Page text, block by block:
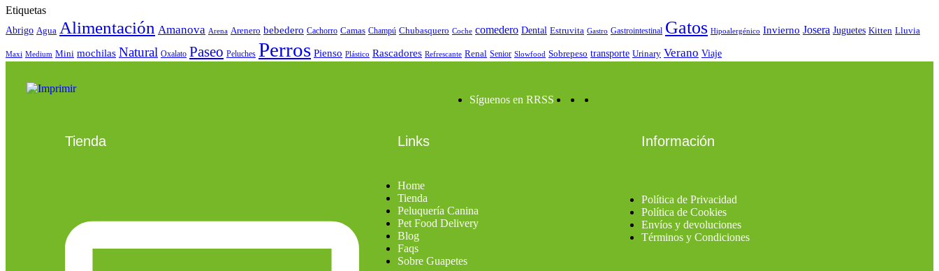
Etiquetas
Abrigo Agua Alimentación Amanova Arena Arenero bebedero Cachorro Camas Champú Chubasquero Coche comedero Dental Estruvita Gastro Gastrointestinal Gatos Hipoalergénico Invierno Josera Juguetes Kitten Lluvia
Maxi Medium Mini mochilas Natural Oxalato Paseo Peluches Perros Pienso Plástico Rascadores Refrescante Renal Senior Slowfood Sobrepeso transporte Urinary Verano Viaje
Síguenos en RRSS
Tienda Links
Home
Tienda
Peluquería Canina
Pet Food Delivery
Blog
Faqs
Sobre Guapetes
Información
Política de Privacidad
Política de Cookies
Envíos y devoluciones
Términos y Condiciones